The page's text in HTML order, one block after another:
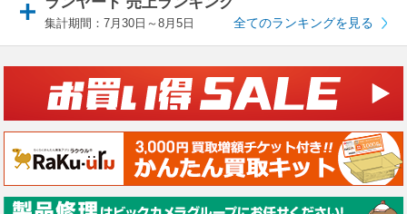
集計期間：7月30日～8月5日 全てのランキングを見る